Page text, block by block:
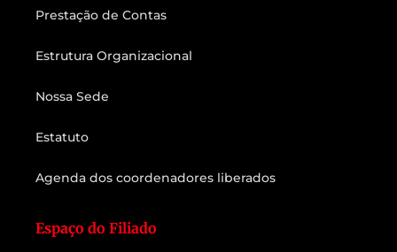
Prestação de Contas
Estrutura Organizacional
Nossa Sede
Estatuto
Agenda dos coordenadores liberados
Espaço do Filiado